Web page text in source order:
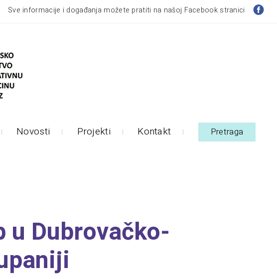
Sve informacije i događanja možete pratiti na našoj Facebook stranici
Novosti Projekti Kontakt Pretraga
Dubrovačko-